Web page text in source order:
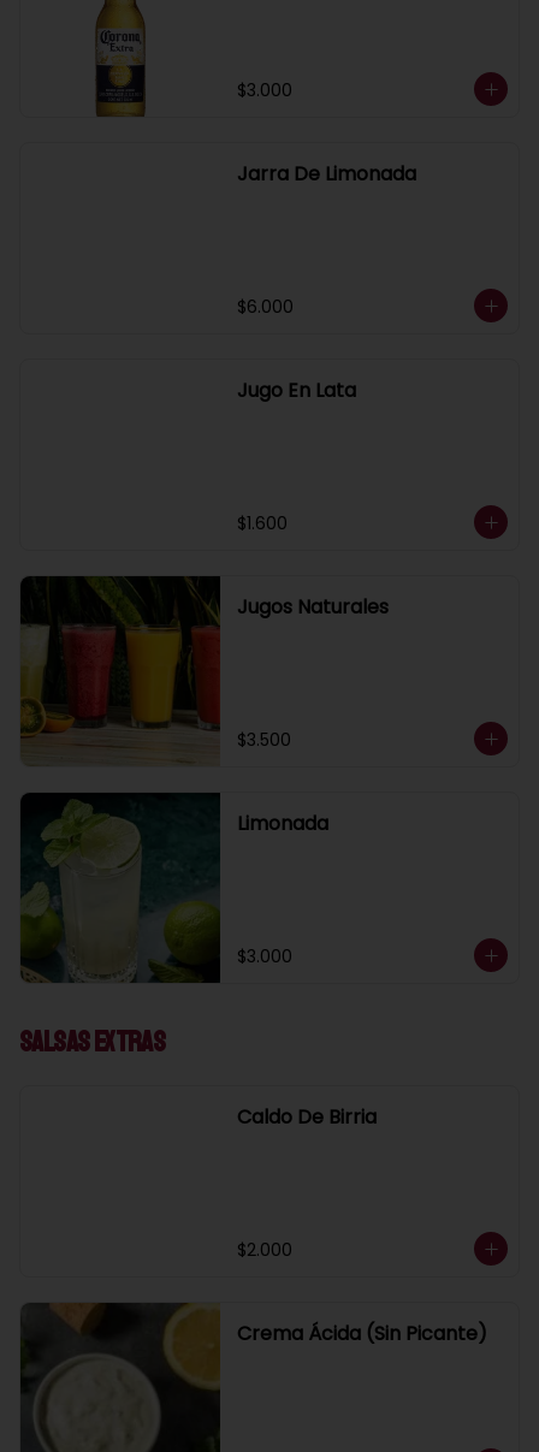
$3.000
Jarra De Limonada
$6.000
Jugo En Lata
$1.600
Jugos Naturales
$3.500
Limonada
$3.000
Salsas Extras
Caldo De Birria
$2.000
Crema Ácida (Sin Picante)